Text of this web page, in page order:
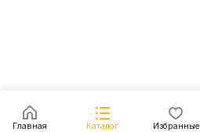
Главная Каталог Избранные